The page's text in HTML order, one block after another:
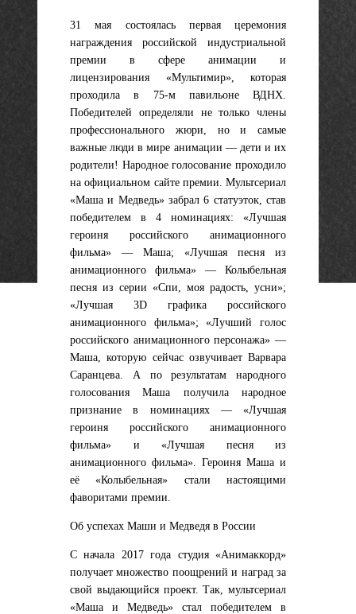
31 мая состоялась первая церемония
награждения российской индустриальной
премии в сфере анимации и
лицензирования «Мультимир», которая
проходила в 75-м павильоне ВДНХ.
Победителей определяли не только члены
профессионального жюри, но и самые
важные люди в мире анимации — дети и их
родители! Народное голосование проходило
на официальном сайте премии. Мультсериал
«Маша и Медведь» забрал 6 статуэток, став
победителем в 4 номинациях: «Лучшая
героиня российского анимационного
фильма» — Маша; «Лучшая песня из
анимационного фильма» — Колыбельная
песня из серии «Спи, моя радость, усни»;
«Лучшая 3D графика российского
анимационного фильма»; «Лучший голос
российского анимационного персонажа» —
Маша, которую сейчас озвучивает Варвара
Саранцева. А по результатам народного
голосования Маша получила народное
признание в номинациях — «Лучшая
героиня российского анимационного
фильма» и «Лучшая песня из
анимационного фильма». Героиня Маша и
её «Колыбельная» стали настоящими
фаворитами премии.
Об успехах Маши и Медведя в России
С начала 2017 года студия «Анимаккорд»
получает множество поощрений и наград за
свой выдающийся проект. Так, мультсериал
«Маша и Медведь» стал победителем в